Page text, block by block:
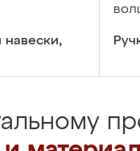
навески,